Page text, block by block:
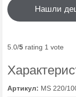
Нашли
5.0/5 rating 1 vote
Артикул: MS 220/